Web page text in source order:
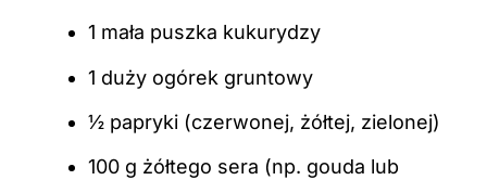
1 mała puszka kukurydzy
1 duży ogórek gruntowy
½ papryki (czerwonej, żółtej, zielonej)
100 g żółtego sera (np. gouda lub